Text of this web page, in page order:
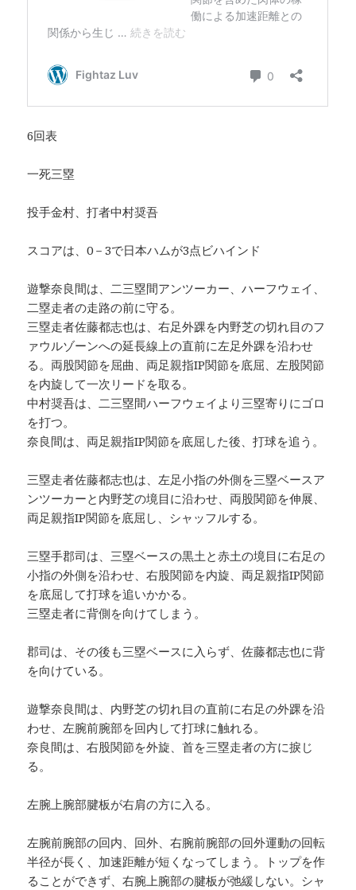
6回表
一死三塁
投手金村、打者中村奨吾
スコアは、0－3で日本ハムが3点ビハインド
遊撃奈良間は、二三塁間アンツーカー、ハーフウェイ、
二塁走者の走路の前に守る。
三塁走者佐藤都志也は、右足外踝を内野芝の切れ目のフ
ァウルゾーンへの延長線上の直前に左足外踝を沿わせ
る。両股関節を屈曲、両足親指IP関節を底屈、左股関節
を内旋して一次リードを取る。
中村奨吾は、二三塁間ハーフウェイより三塁寄りにゴロ
を打つ。
奈良間は、両足親指IP関節を底屈した後、打球を追う。
三塁走者佐藤都志也は、左足小指の外側を三塁ベースア
ンツーカーと内野芝の境目に沿わせ、両股関節を伸展、
両足親指IP関節を底屈し、シャッフルする。
三塁手郡司は、三塁ベースの黒土と赤土の境目に右足の
小指の外側を沿わせ、右股関節を内旋、両足親指IP関節
を底屈して打球を追いかかる。
三塁走者に背側を向けてしまう。
郡司は、その後も三塁ベースに入らず、佐藤都志也に背
を向けている。
遊撃奈良間は、内野芝の切れ目の直前に右足の外踝を沿
わせ、左腕前腕部を回内して打球に触れる。
奈良間は、右股関節を外旋、首を三塁走者の方に捩じ
る。
左腕上腕部腱板が右肩の方に入る。
左腕前腕部の回内、回外、右腕前腕部の回外運動の回転
半径が長く、加速距離が短くなってしまう。トップを作
ることができず、右腕上腕部の腱板が弛緩しない。シャ